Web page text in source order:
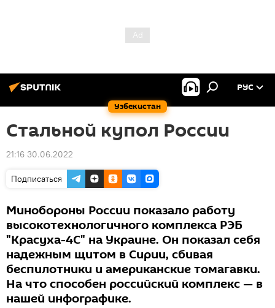
Узбекистан
РУС
Стальной купол России
21:16 30.06.2022
Подписаться
Минобороны России показало работу
высокотехнологичного комплекса РЭБ
"Красуха-4С" на Украине. Он показал себя
надежным щитом в Сирии, сбивая
беспилотники и американские томагавки.
На что способен российский комплекс — в
нашей инфографике.